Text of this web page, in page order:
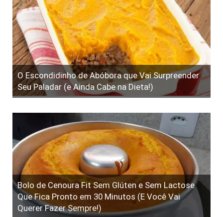
O Escondidinho de Abóbora que Vai Surpreender
Seu Paladar (e Ainda Cabe na Dieta!)
Bolo de Cenoura Fit Sem Glúten e Sem Lactose
Que Fica Pronto em 30 Minutos (E Você Vai
Querer Fazer Sempre!)